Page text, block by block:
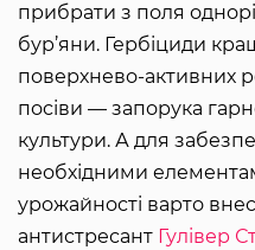
прибрати з поля
бур’яни. Гербіциди
поверхнево-активних
посіви — запорука
культури. А для
необхідними
урожайності варто
антистресант Гулівер